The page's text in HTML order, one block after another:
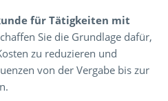
für Tätigkeiten mit
Sie die Grundlage dafür,
zu reduzieren und
von der Vergabe bis zur